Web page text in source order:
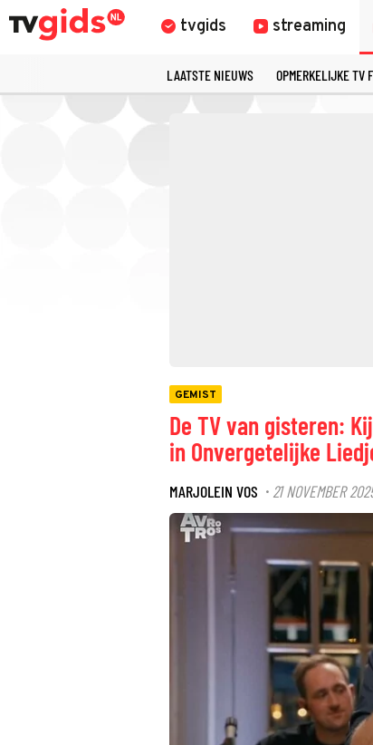
tvgids streaming
LAATSTE NIEUWS OPMERKELIJKE TV
GEMIST
De TV van gisteren:
in Onvergetelijke
MARJOLEIN VOS · 21 NOVEMBER